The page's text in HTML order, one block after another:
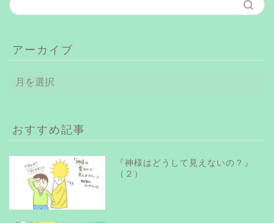
アーカイブ
ー
ブ
おすすめ記事
『神様はどうして見えないの？』
（２）